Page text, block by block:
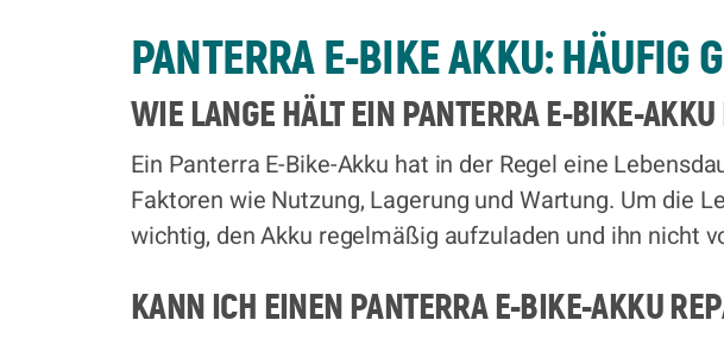
PANTERRA E-BIKE AKKU: HÄUFIG
WIE LANGE HÄLT EIN PANTERRA E-BIKE-AKKU
Ein Panterra E-Bike-Akku hat in der Regel eine
Faktoren wie Nutzung, Lagerung und Wartung. Um die
wichtig, den Akku regelmäßig aufzuladen und ihn nicht
KANN ICH EINEN PANTERRA E-BIKE-AKKU